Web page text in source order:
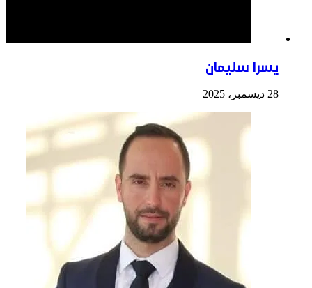
يسرا سليمان
28 ديسمبر، 2025